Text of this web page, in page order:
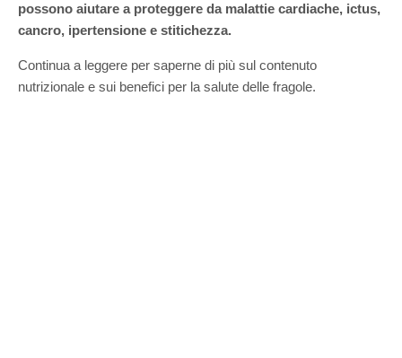
possono aiutare a proteggere da malattie cardiache, ictus,
cancro, ipertensione e stitichezza.
Continua a leggere per saperne di più sul contenuto
nutrizionale e sui benefici per la salute delle fragole.